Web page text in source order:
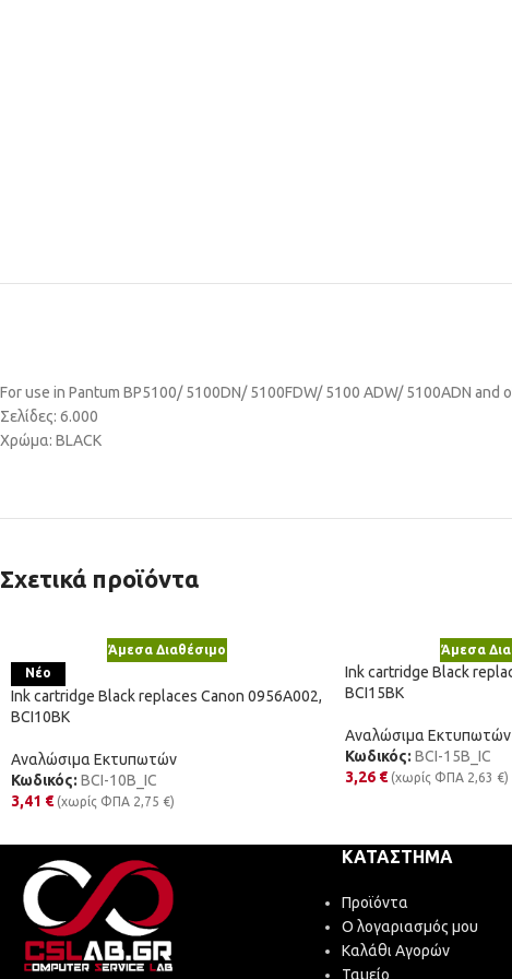
For use in Pantum BP5100/ 5100DN/ 5100FDW/ 5100 ADW/ 5100ADN and
Σελίδες: 6.000
Χρώμα: BLACK
Σχετικά προϊόντα
Άμεσα Διαθέσιμο
Νέο
Ink cartridge Black replaces Canon 0956A002,
BCI10BK
Αναλώσιμα Εκτυπωτών
Κωδικός: BCI-10B_IC
3,41 € (χωρίς ΦΠΑ 2,75 €)
Άμεσα
Ink cartridge Black
BCI15BK
Αναλώσιμα Εκτυπωτών
Κωδικός: BCI-15B_IC
3,26 € (χωρίς ΦΠΑ 2,63 €)
ΚΑΤΆΣΤΗΜΑ
Προϊόντα
Ο λογαριασμός μου
Καλάθι Αγορών
Ταμείο